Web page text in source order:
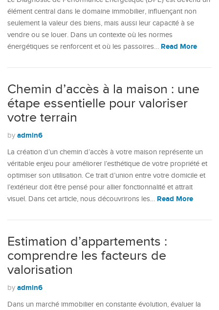
élément central dans le domaine immobilier, influençant non
seulement la valeur des biens, mais aussi leur capacité à se
vendre ou se louer. Dans un contexte où les normes
énergétiques se renforcent et où les passoires… Read More
Chemin d’accès à la maison : une
étape essentielle pour valoriser
votre terrain
by admin6
La création d’un chemin d’accès à votre maison représente un
véritable enjeu pour améliorer l’esthétique de votre propriété et
optimiser son utilisation. Ce trait d’union entre votre domicile et
l’extérieur doit être pensé pour allier fonctionnalité et attrait
visuel. Dans cet article, nous découvrirons les… Read More
Estimation d’appartements :
comprendre les facteurs de
valorisation
by admin6
Dans un marché immobilier en constante évolution, évaluer la